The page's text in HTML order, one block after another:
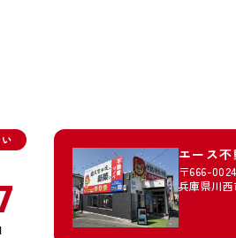
エース不
〒666-0024
兵庫県川